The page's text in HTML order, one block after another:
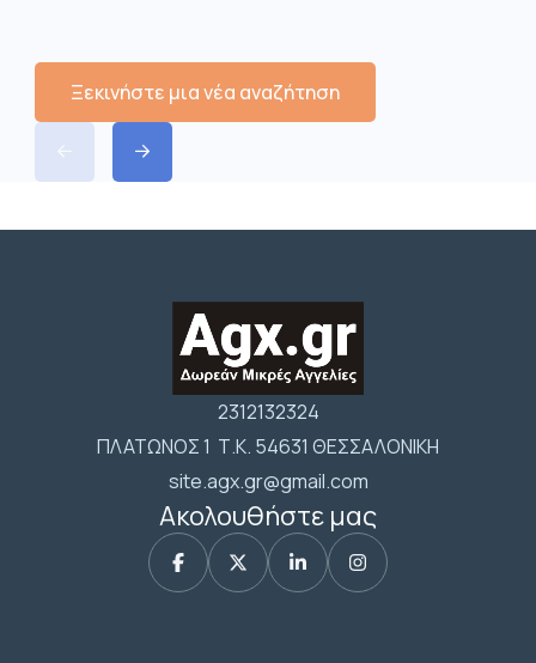
Ξεκινήστε μια νέα αναζήτηση
2312132324
ΠΛΑΤΩΝΟΣ 1 Τ.Κ. 54631 ΘΕΣΣΑΛΟΝΙΚΗ
site.agx.gr@gmail.com
Ακολουθήστε μας